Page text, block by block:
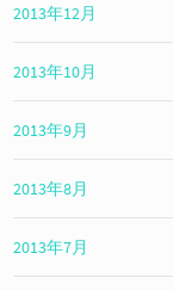
2013年12月
2013年10月
2013年9月
2013年8月
2013年7月